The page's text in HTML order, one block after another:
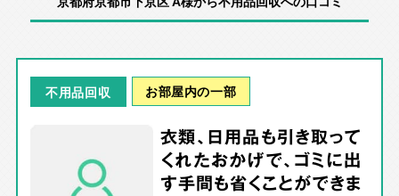
不用品回収 お部屋内の一部
衣類、日用品も引き取って
くれたおかげで、ゴミに出
す手間も省くことができま